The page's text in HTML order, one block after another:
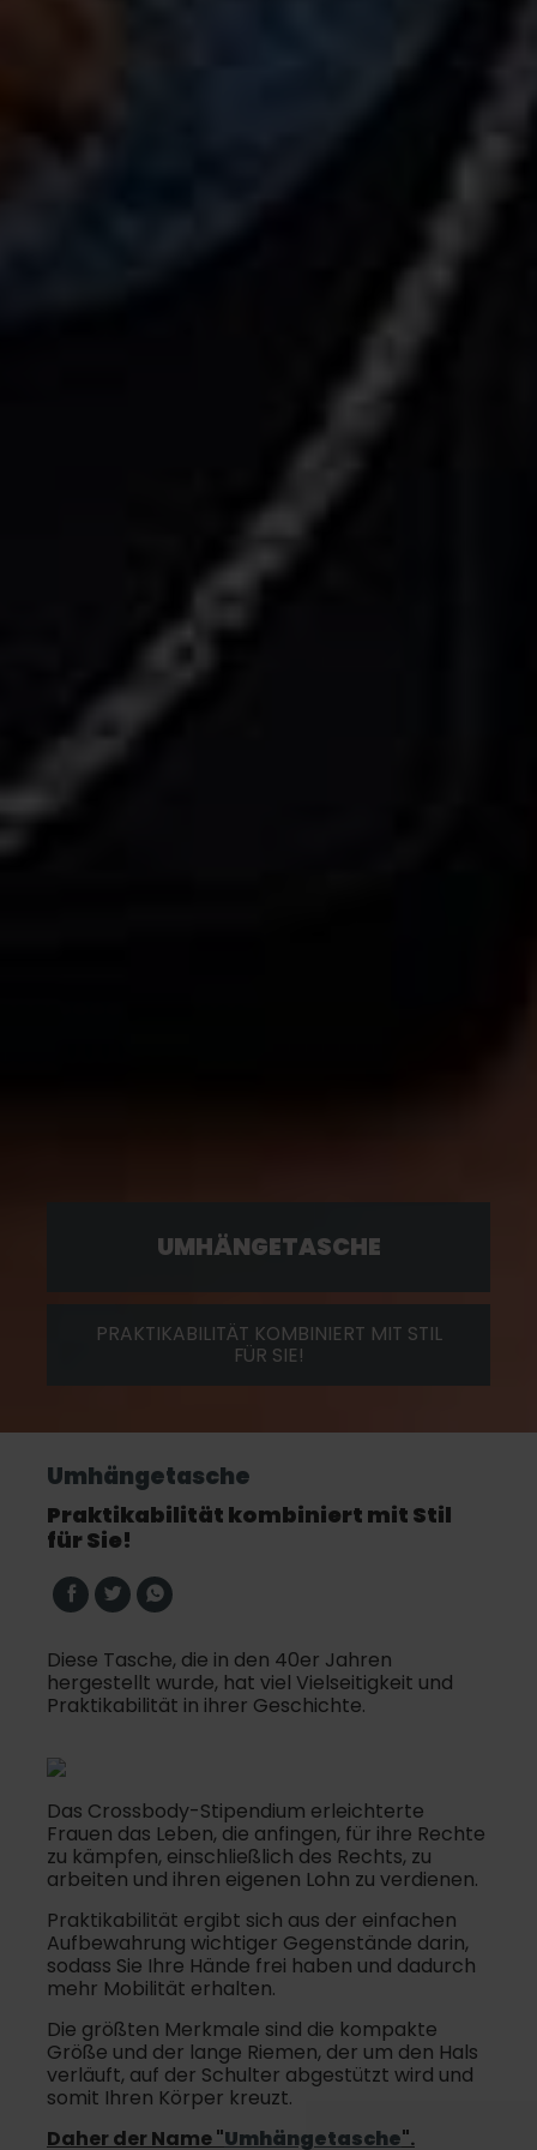
UMHÄNGETASCHE
PRAKTIKABILITÄT KOMBINIERT MIT STIL
FÜR SIE!
Umhängetasche
Praktikabilität kombiniert mit Stil
für Sie!
Diese Tasche, die in den 40er Jahren
hergestellt wurde, hat viel Vielseitigkeit und
Praktikabilität in ihrer Geschichte.
Das Crossbody-Stipendium erleichterte
Frauen das Leben, die anfingen, für ihre Rechte
zu kämpfen, einschließlich des Rechts, zu
arbeiten und ihren eigenen Lohn zu verdienen.
Praktikabilität ergibt sich aus der einfachen
Aufbewahrung wichtiger Gegenstände darin,
sodass Sie Ihre Hände frei haben und dadurch
mehr Mobilität erhalten.
Die größten Merkmale sind die kompakte
Größe und der lange Riemen, der um den Hals
verläuft, auf der Schulter abgestützt wird und
somit Ihren Körper kreuzt.
Daher der Name "Umhängetasche".